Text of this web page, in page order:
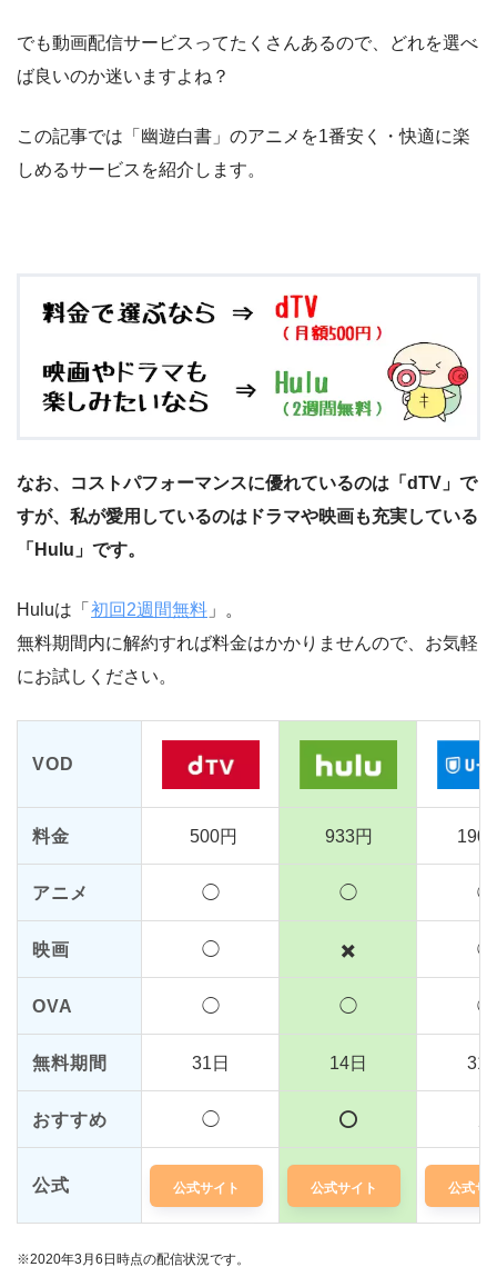
でも動画配信サービスってたくさんあるので、どれを選べ
ば良いのか迷いますよね？
この記事では「幽遊白書」のアニメを1番安く・快適に楽
しめるサービスを紹介します。
なお、コストパフォーマンスに優れているのは「dTV」で
すが、私が愛用しているのはドラマや映画も充実している
「Hulu」です。
Huluは「 初回2週間無料 」。
無料期間内に解約すれば料金はかかりませんので、お気軽
にお試しください。
VOD
料金 500円 933円
アニメ ◯ ◯ ◯
映画 ◯ ✖️ ◯
OVA ◯ ◯ ◯
無料期間 31日 14日 31
おすすめ ◯ ⭕️
公式 公式サイト 公式サイト 公式サ
※2020年3月6日時点の配信状況です。